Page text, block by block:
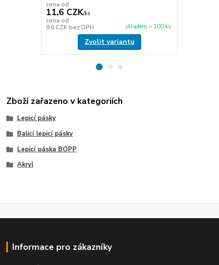
cena od
11,6 CZK/ks
cena od
9,6 CZK bez DPH skladem > 100 ks
Zvolit variantu
Zboží zařazeno v kategoriích
Lepicí pásky
Balicí lepicí pásky
Lepicí páska BOPP
Akryl
Informace pro zákazníky